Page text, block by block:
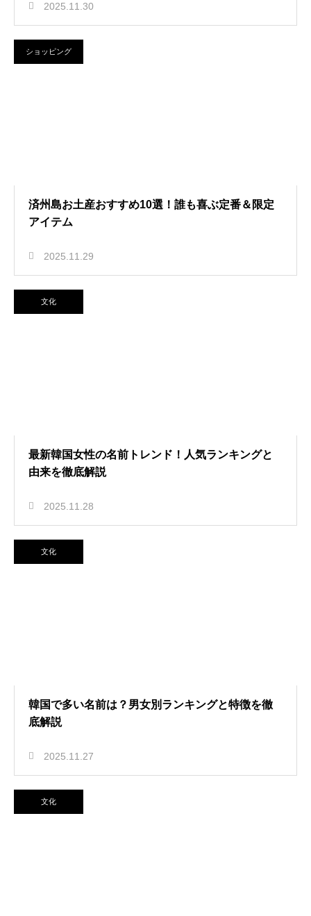
2025.11.30
ショッピング
済州島お土産おすすめ10選！誰も喜ぶ定番＆限定
アイテム
2025.11.29
文化
最新韓国女性の名前トレンド！人気ランキングと
由来を徹底解説
2025.11.28
文化
韓国で多い名前は？男女別ランキングと特徴を徹
底解説
2025.11.27
文化